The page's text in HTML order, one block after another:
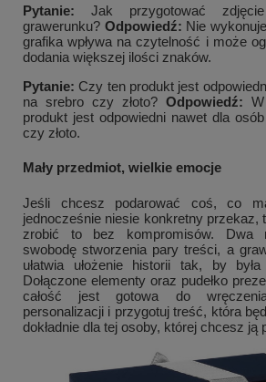
Pytanie: Jak przygotować
grawerunku? Odpowiedź: Nie
grafika wpływa na czytelność i może
dodania większej ilości znaków.
Pytanie: Czy ten produkt jest
na srebro czy złoto? Odpowiedź:
produkt jest odpowiedni nawet dla
czy złoto.
Mały przedmiot, wielkie emocje
Jeśli chcesz podarować coś, co
jednocześnie niesie konkretny przekaz,
zrobić to bez kompromisów. Dwa
swobodę stworzenia pary treści, a
ułatwia ułożenie historii tak, by
Dołączone elementy oraz pudełko
całość jest gotowa do
personalizacji i przygotuj treść, która
dokładnie dla tej osoby, której chcesz ją